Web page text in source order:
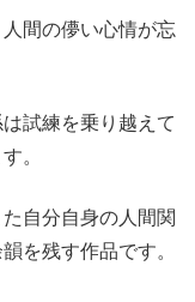
間の儚い心情が忘
試練を乗り越えて
。
自分自身の人間関
を残す作品です。